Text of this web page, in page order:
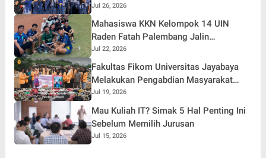
Ilham Febryan Kembali sebagai
Pemateri untuk Menginspirasi Generasi
Muda
Jul 26, 2026
Mahasiswa KKN Kelompok 14 UIN
Raden Fatah Palembang Jalin
Kebersamaan Bersama Warga Gunung
Kemala Lewat Sparing Sepak Bola
Jul 22, 2026
Fakultas Fikom Universitas Jayabaya
Melakukan Pengabdian Masyarakat
Terkait Pemilah Sampah
Jul 19, 2026
Mau Kuliah IT? Simak 5 Hal Penting Ini
Sebelum Memilih Jurusan
Jul 15, 2026